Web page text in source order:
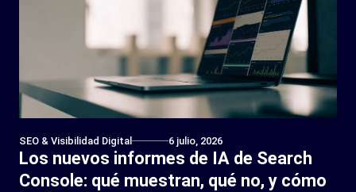
SEO & Visibilidad Digital 6 julio, 2026
Los nuevos informes de IA de Search
Console: qué muestran, qué no, y cómo